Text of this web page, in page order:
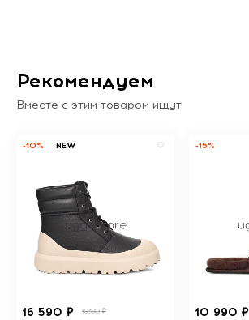
Рекомендуем
Вместе с этим товаром ищут
-10% NEW
16 590 ₽ 18380 ₽
-15%
10 990 ₽